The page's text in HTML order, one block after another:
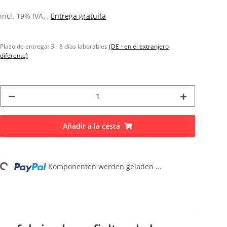
incl. 19% IVA. , Entrega gratuita
Plazo de entrega:3 - 8 días laborables(DE - en el extranjero
diferente)
Añadir a la cesta
Komponenten werden geladen ...